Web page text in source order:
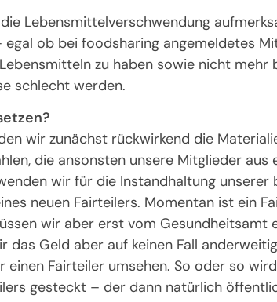
Lebensmittelverschwendung
egal ob bei foodsharing angemeldetes
zu haben sowie nicht
schlecht werden.
wir zunächst rückwirkend die
die ansonsten unsere Mitglieder aus
wir für die Instandhaltung
neuen Fairteilers. Momentan ist ein
wir aber erst vom Gesundheitsamt
das Geld aber auf keinen Fall
einen Fairteiler umsehen. So oder so
gesteckt – der dann natürlich